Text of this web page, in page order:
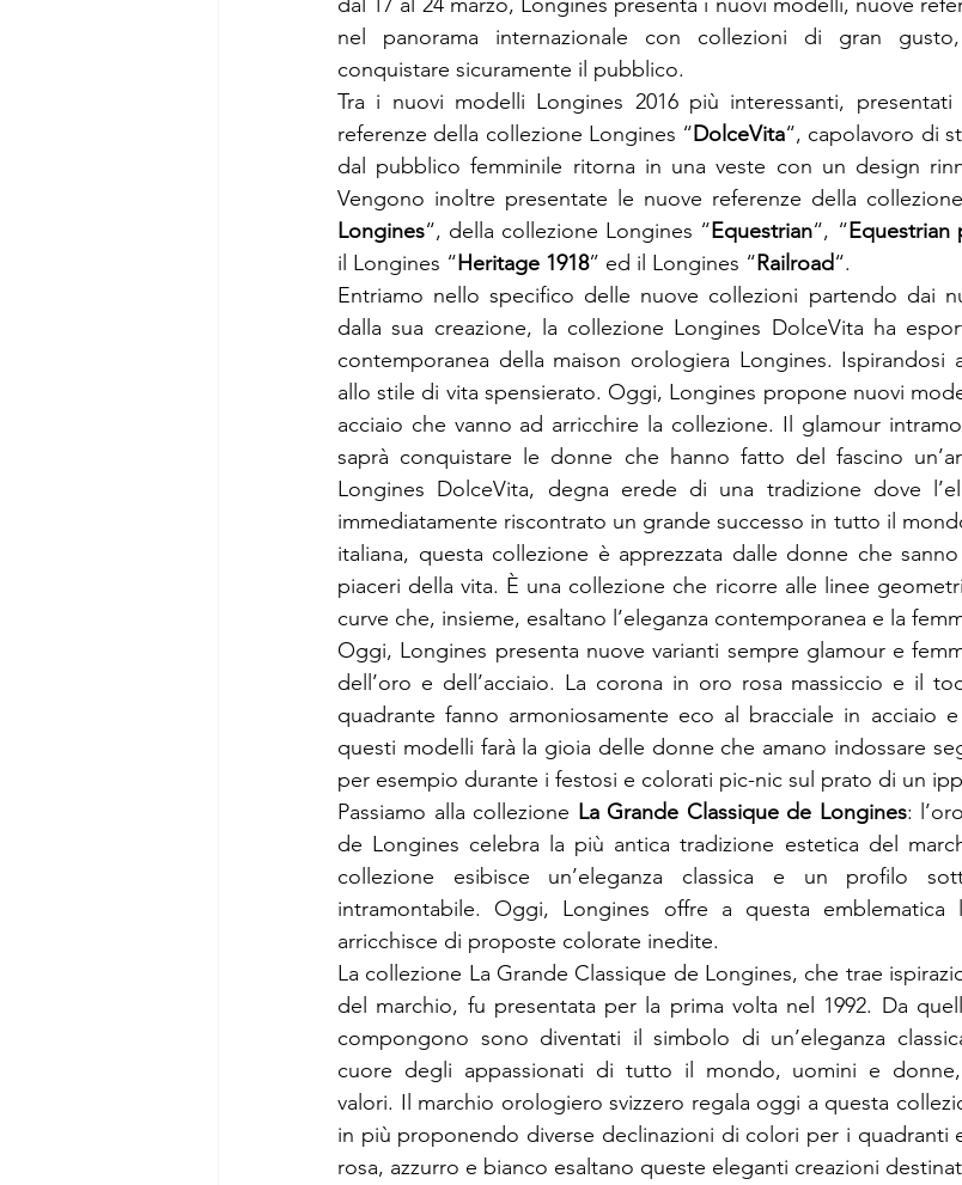
nel panorama internazionale con collezioni di gran
conquistare sicuramente il pubblico.
Tra i nuovi modelli Longines 2016 più interessanti,
referenze della collezione Longines “DolceVita“, capolavoro di
dal pubblico femminile ritorna in una veste con un design
Vengono inoltre presentate le nuove referenze della
Longines“, della collezione Longines “Equestrian“, “Equestrian
il Longines “Heritage 1918” ed il Longines “Railroad“.
Entriamo nello specifico delle nuove collezioni partendo dai
dalla sua creazione, la collezione Longines DolceVita ha
contemporanea della maison orologiera Longines. Ispirandosi
allo stile di vita spensierato. Oggi, Longines propone nuovi
acciaio che vanno ad arricchire la collezione. Il glamour
saprà conquistare le donne che hanno fatto del fascino
Longines DolceVita, degna erede di una tradizione dove
immediatamente riscontrato un grande successo in tutto il
italiana, questa collezione è apprezzata dalle donne che
piaceri della vita. È una collezione che ricorre alle linee
curve che, insieme, esaltano l’eleganza contemporanea e la
Oggi, Longines presenta nuove varianti sempre glamour e
dell’oro e dell’acciaio. La corona in oro rosa massiccio e il
quadrante fanno armoniosamente eco al bracciale in acciaio
questi modelli farà la gioia delle donne che amano indossare
per esempio durante i festosi e colorati pic-nic sul prato di un
Passiamo alla collezione La Grande Classique de Longines:
de Longines celebra la più antica tradizione estetica del
collezione esibisce un’eleganza classica e un profilo
intramontabile. Oggi, Longines offre a questa
arricchisce di proposte colorate inedite.
La collezione La Grande Classique de Longines, che trae
del marchio, fu presentata per la prima volta nel 1992. Da
compongono sono diventati il simbolo di un’eleganza
cuore degli appassionati di tutto il mondo, uomini e
valori. Il marchio orologiero svizzero regala oggi a questa
in più proponendo diverse declinazioni di colori per i quadranti
rosa, azzurro e bianco esaltano queste eleganti creazioni